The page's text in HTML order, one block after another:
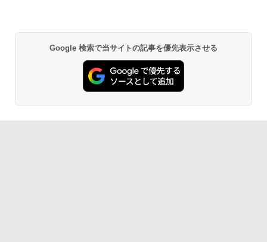
Google 検索で当サイトの記事を優先表示させる